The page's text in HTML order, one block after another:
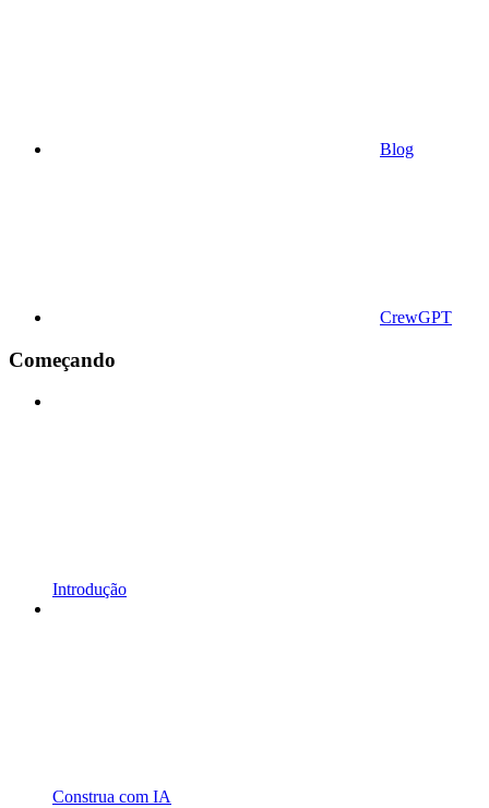
Blog
CrewGPT
Começando
Introdução
Construa com IA